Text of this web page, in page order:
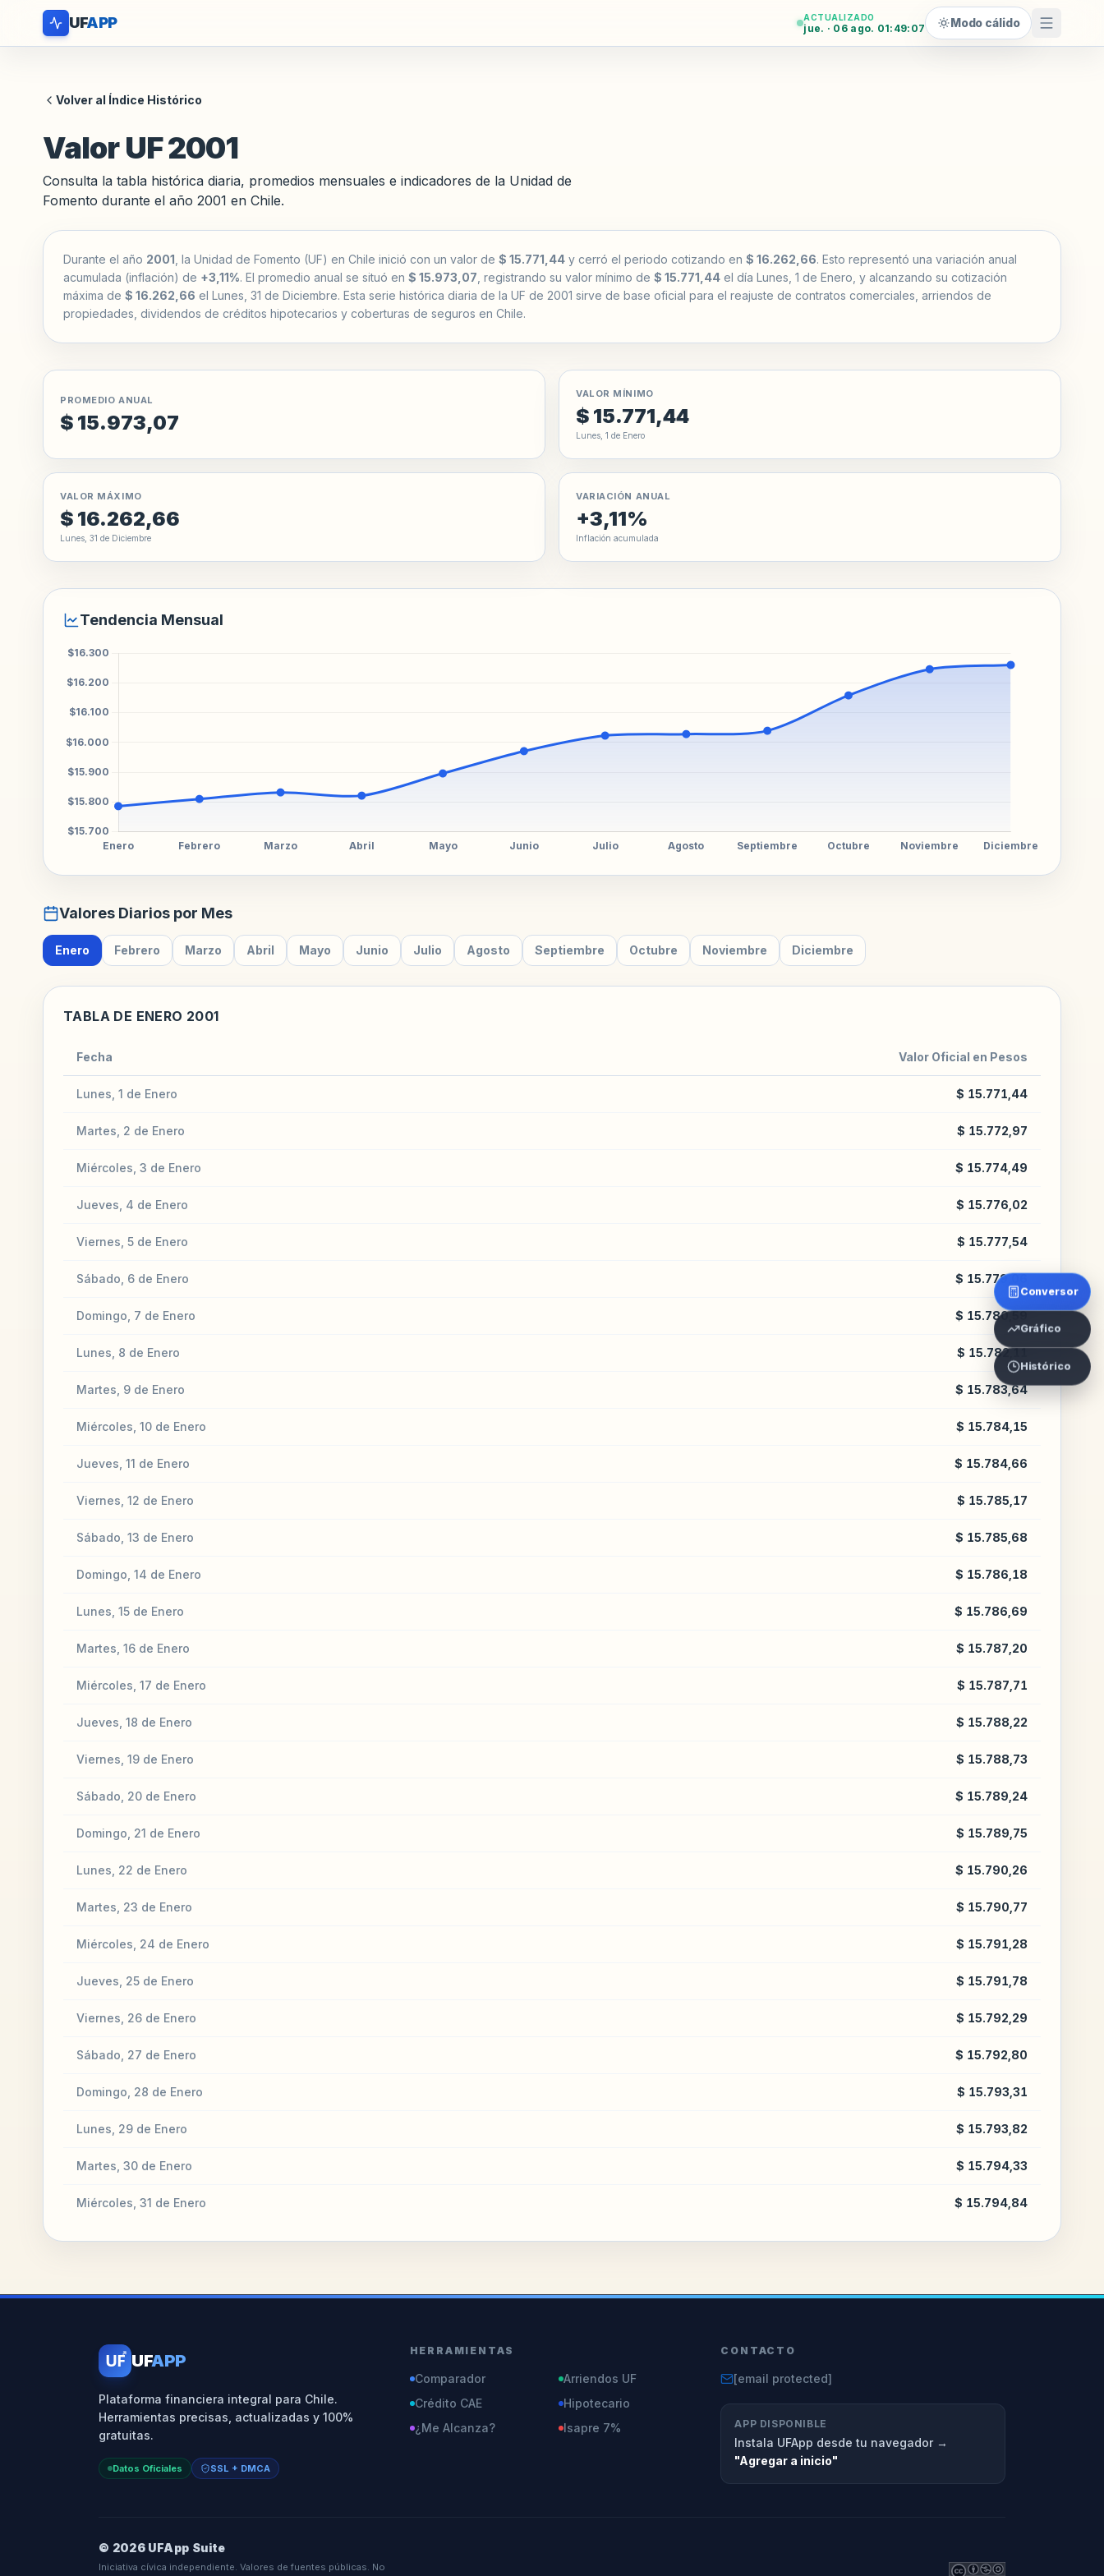
UFAPP ACTUALIZADO
jue. · 06 ago. 01:49:08 Modo cálido
Volver al Índice Histórico
Valor UF 2001
Consulta la tabla histórica diaria, promedios mensuales e indicadores de la Unidad de
Fomento durante el año 2001 en Chile.
Durante el año 2001 , la Unidad de Fomento (UF) en Chile inició con un valor de $ 15.771,44 y cerró el periodo cotizando en $ 16.262,66. Esto representó una variación anual
acumulada (inflación) de +3,11%. El promedio anual se situó en $ 15.973,07 , registrando su valor mínimo de $ 15.771,44 el día Lunes, 1 de Enero, y alcanzando su cotización
máxima de $ 16.262,66 el Lunes, 31 de Diciembre. Esta serie histórica diaria de la UF de 2001 sirve de base oficial para el reajuste de contratos comerciales, arriendos de
propiedades, dividendos de créditos hipotecarios y coberturas de seguros en Chile.
PROMEDIO ANUAL
$ 15.973,07
VALOR MÍNIMO
$ 15.771,44
Lunes, 1 de Enero
VALOR MÁXIMO
$ 16.262,66
Lunes, 31 de Diciembre
VARIACIÓN ANUAL
+3,11%
Inflación acumulada
Tendencia Mensual
Valores Diarios por Mes
Enero Febrero Marzo Abril Mayo Junio Julio Agosto Septiembre Octubre Noviembre Diciembre
TABLA DE ENERO 2001
Fecha Valor Oficial en Pesos
Lunes, 1 de Enero $ 15.771,44
Martes, 2 de Enero $ 15.772,97
Miércoles, 3 de Enero $ 15.774,49
Jueves, 4 de Enero $ 15.776,02
Viernes, 5 de Enero $ 15.777,54
Sábado, 6 de Enero $ 15.779,06
Domingo, 7 de Enero $ 15.780,59
Lunes, 8 de Enero $ 15.782,11
Martes, 9 de Enero $ 15.783,64
Miércoles, 10 de Enero $ 15.784,15
Jueves, 11 de Enero $ 15.784,66
Viernes, 12 de Enero $ 15.785,17
Sábado, 13 de Enero $ 15.785,68
Domingo, 14 de Enero $ 15.786,18
Lunes, 15 de Enero $ 15.786,69
Martes, 16 de Enero $ 15.787,20
Miércoles, 17 de Enero $ 15.787,71
Jueves, 18 de Enero $ 15.788,22
Viernes, 19 de Enero $ 15.788,73
Sábado, 20 de Enero $ 15.789,24
Domingo, 21 de Enero $ 15.789,75
Lunes, 22 de Enero $ 15.790,26
Martes, 23 de Enero $ 15.790,77
Miércoles, 24 de Enero $ 15.791,28
Jueves, 25 de Enero $ 15.791,78
Viernes, 26 de Enero $ 15.792,29
Sábado, 27 de Enero $ 15.792,80
Domingo, 28 de Enero $ 15.793,31
Lunes, 29 de Enero $ 15.793,82
Martes, 30 de Enero $ 15.794,33
Miércoles, 31 de Enero $ 15.794,84
UF UFAPP
Plataforma financiera integral para Chile.
Herramientas precisas, actualizadas y 100%
gratuitas.
Datos Oficiales SSL + DMCA
HERRAMIENTAS
Comparador
Arriendos UF
Crédito CAE
Hipotecario
¿Me Alcanza?
Isapre 7%
CONTACTO
[email protected]
APP DISPONIBLE
Instala UFApp desde tu navegador →
"Agregar a inicio"
© 2026 UFApp Suite
Iniciativa cívica independiente. Valores de fuentes públicas. No
Conversor
Gráfico
Histórico